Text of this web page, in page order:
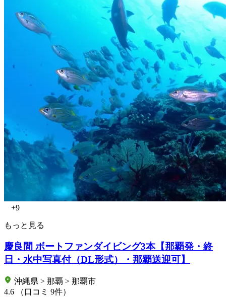
+9
もっと見る
慶良間 ボートファンダイビング3本【那覇発・終
日・水中写真付（DL形式）・那覇送迎可】
沖縄県 > 那覇 > 那覇市
4.6
（口コミ 9件）